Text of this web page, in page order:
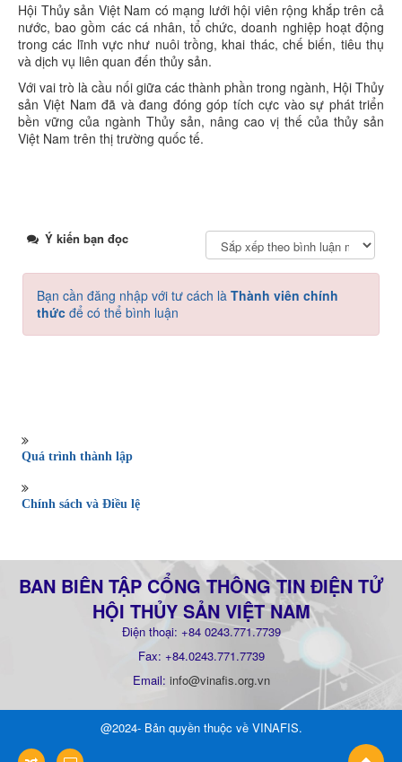
Hội Thủy sản Việt Nam có mạng lưới hội viên rộng khắp trên cả
nước, bao gồm các cá nhân, tổ chức, doanh nghiệp hoạt động
trong các lĩnh vực như nuôi trồng, khai thác, chế biến, tiêu thụ
và dịch vụ liên quan đến thủy sản.
Với vai trò là cầu nối giữa các thành phần trong ngành, Hội Thủy
sản Việt Nam đã và đang đóng góp tích cực vào sự phát triển
bền vững của ngành Thủy sản, nâng cao vị thế của thủy sản
Việt Nam trên thị trường quốc tế.
Ý kiến bạn đọc
Bạn cần đăng nhập với tư cách là Thành viên chính
thức để có thể bình luận
Quá trình thành lập
Chính sách và Điều lệ
BAN BIÊN TẬP CỔNG THÔNG TIN ĐIỆN TỬ
HỘI THỦY SẢN VIỆT NAM
Điện thoại: +84 0243.771.7739
Fax: +84.0243.771.7739
Email: info@vinafis.org.vn
@2024- Bản quyền thuộc về VINAFIS.